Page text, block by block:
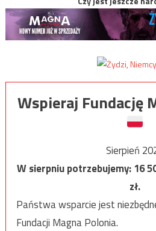
Wspieraj Fundację
Sierpień
W sierpniu potrzebujemy:16
zł.
Państwa wsparcie jest
Fundacji Magna Polonia.